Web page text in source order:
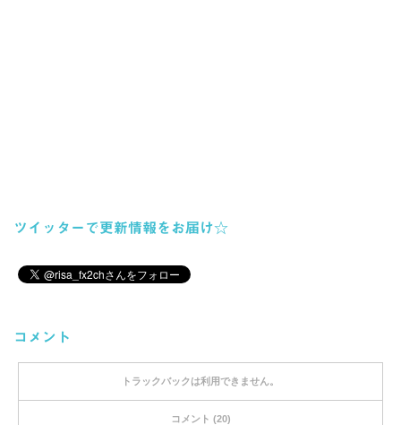
ツイッターで更新情報をお届け☆
コメント
トラックバックは利用できません。
コメント (20)